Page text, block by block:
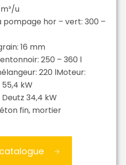
u
pompage hor – vert: 300 –
16 mm
250 – 360 l
220 lMoteur:
kW
34,4 kW
fin, mortier